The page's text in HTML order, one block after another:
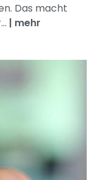
Das macht
| mehr